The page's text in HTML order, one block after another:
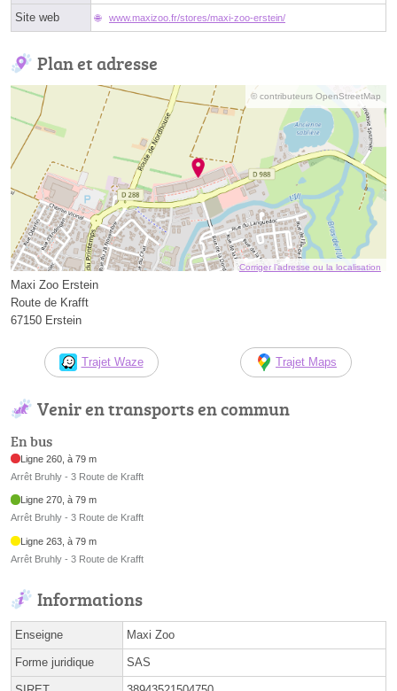
Site web www.maxizoo.fr/stores/maxi-zoo-erstein/
Plan et adresse
© contributeurs OpenStreetMap
Corriger l’adresse ou la localisation
Maxi Zoo Erstein
Route de Krafft
67150 Erstein
Trajet Waze Trajet Maps
Venir en transports en commun
En bus
Ligne 260, à 79 m
Arrêt Bruhly - 3 Route de Krafft
Ligne 270, à 79 m
Arrêt Bruhly - 3 Route de Krafft
Ligne 263, à 79 m
Arrêt Bruhly - 3 Route de Krafft
Informations
Enseigne Maxi Zoo
Forme juridique SAS